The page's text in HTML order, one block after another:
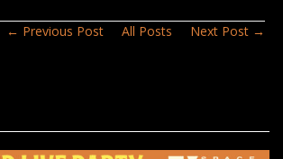
← Previous Post All Posts Next Post →